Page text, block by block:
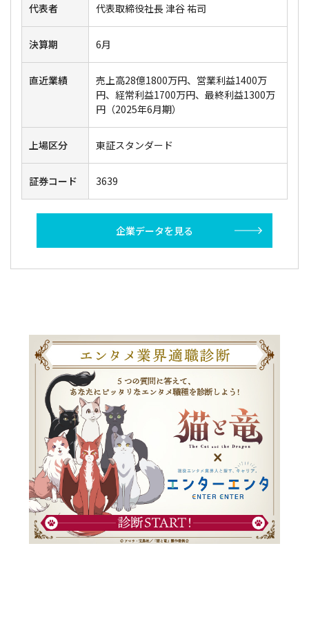
代表者 代表取締役社長 津谷 祐司
決算期 6月
直近業績
売上高28億1800万円、営業利益1400万
円、経常利益1700万円、最終利益1300万
円（2025年6月期）
上場区分 東証スタンダード
証券コード 3639
企業データを見る